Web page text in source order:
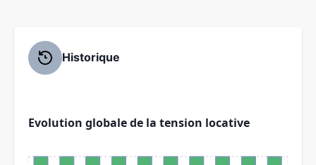
Historique
Evolution globale de la tension locative